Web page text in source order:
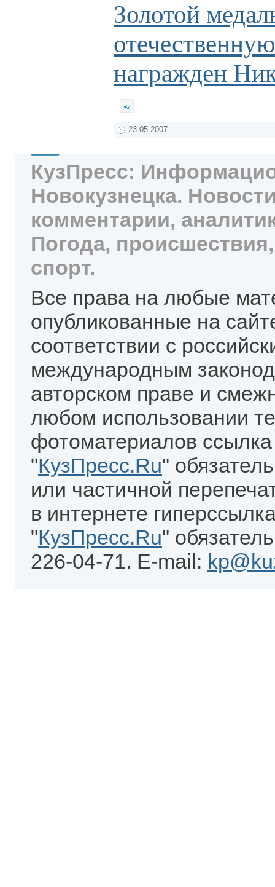
Золотой
награжден
23.05.2007
КузПресс:
Новокузнецка.
комментарии,
Погода,
спорт.
Все права на любые
опубликованные на
соответствии с
международным
авторском праве и
любом использовании
фотоматериалов
"КузПресс.Ru"
или частичной
в интернете
"КузПресс.Ru"
226-04-71. E-mail: